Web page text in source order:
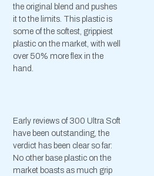
the original blend and pushes
it to the limits. This plastic is
some of the softest, grippiest
plastic on the market, with well
over 50% more flex in the
hand.
Early reviews of 300 Ultra Soft
have been outstanding, the
verdict has been clear so far:
No other base plastic on the
market boasts as much grip